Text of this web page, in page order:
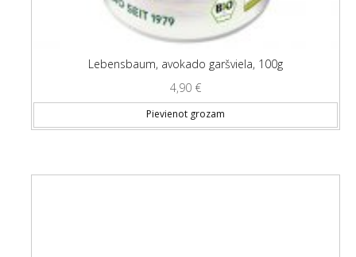
Lebensbaum, avokado garšviela, 100g
4,90 €
Pievienot grozam